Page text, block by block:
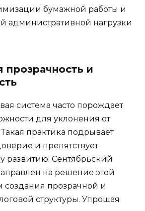
бумажной работы и
административной нагрузки
и
система часто порождает
для уклонения от
практика подрывает
и препятствует
развитию. Сентябрьский
на решение этой
создания прозрачной и
структуры. Упрощая